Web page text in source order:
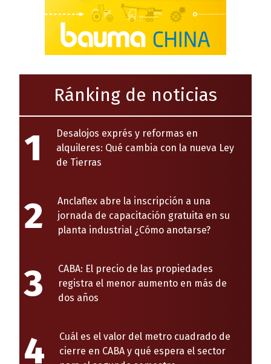
Ránking de noticias
1
Desalojos exprés y reformas en
alquileres: Qué cambia con la nueva Ley
de Tierras
2
Anclaflex abre la inscripción a una
jornada de capacitación gratuita en su
planta industrial ¿Cómo anotarse?
3
CABA: El precio de las propiedades
registra el menor aumento en más de
dos años
4
Cuál es el valor del metro cuadrado de
cierre en CABA y qué espera el sector